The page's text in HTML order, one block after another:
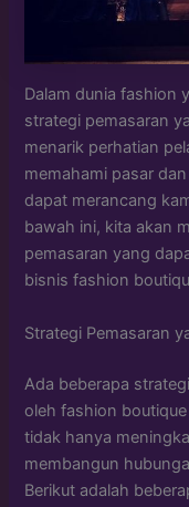
Dalam dunia fashion
strategi pemasaran
menarik perhatian
memahami pasar
dapat merancang
bawah ini, kita akan
pemasaran yang
bisnis fashion
Strategi Pemasaran
Ada beberapa
oleh fashion
tidak hanya
membangun
Berikut adalah